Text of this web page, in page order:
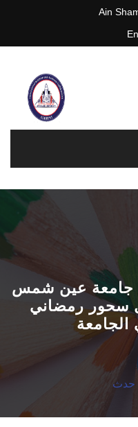
Ain
الرئيسية
عن الرابطة
العضوية
قطاع التعاون الدولي
إتصل بنا
جامعة عين شمس
سحور رمضاني
حدث